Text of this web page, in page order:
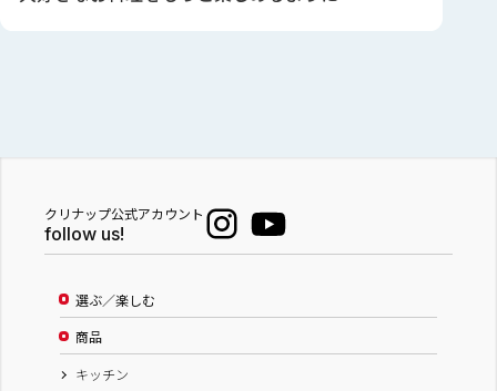
クリナップ公式アカウント
follow us!
選ぶ／楽しむ
商品
キッチン